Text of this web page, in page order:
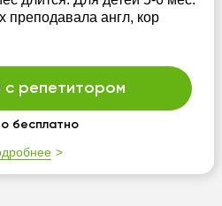
преподавала англ, кор
с репетитором
бесплатно